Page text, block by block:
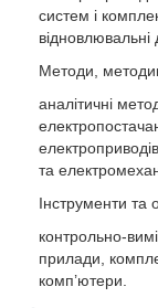
систем і
відновлювальні
Методи,
аналітичні
та
Інструменти та
контрольно-
прилади,
комп’ютери.